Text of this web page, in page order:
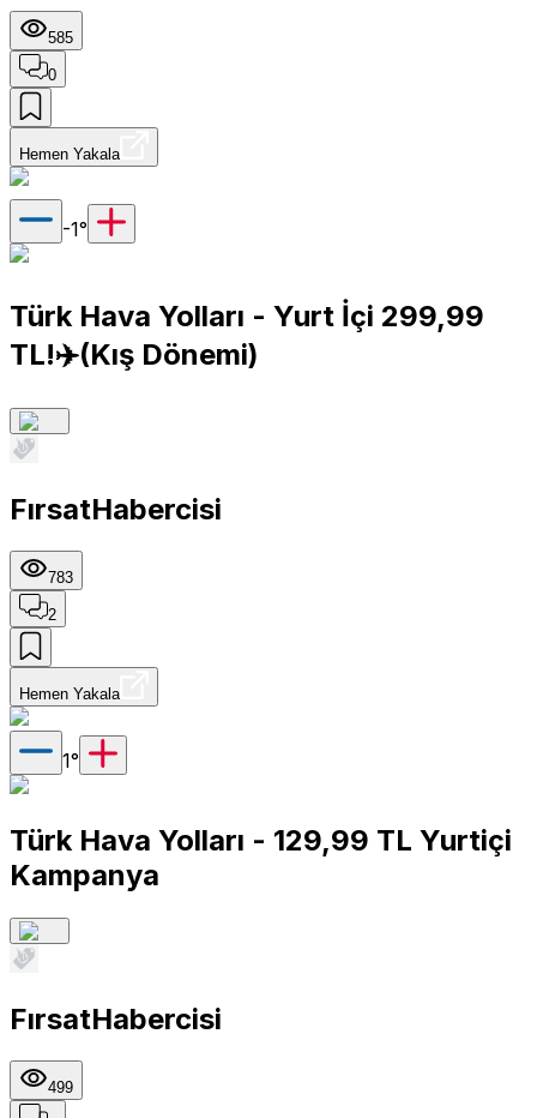
585
0
Hemen Yakala
-1°
Türk Hava Yolları - Yurt İçi 299,99
TL!✈️(Kış Dönemi)
FırsatHabercisi
783
2
Hemen Yakala
1°
Türk Hava Yolları - 129,99 TL Yurtiçi
Kampanya
FırsatHabercisi
499